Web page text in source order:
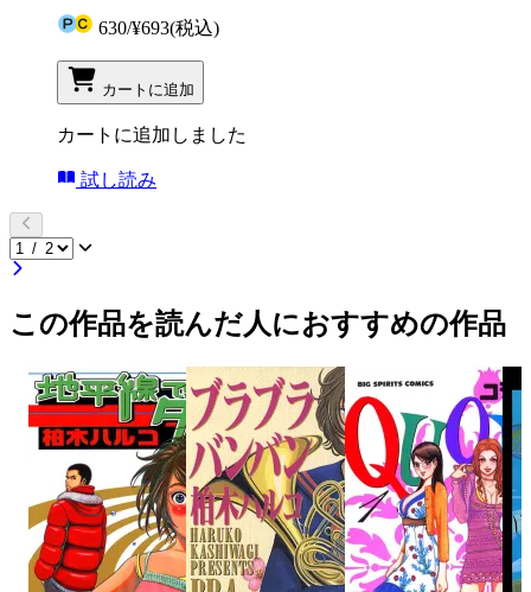
630/¥693(税込)
カートに追加
カートに追加しました
試し読み
この作品を読んだ人におすすめの作品